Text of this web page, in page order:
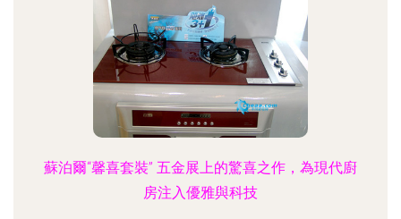
蘇泊爾“馨喜套裝” 五金展上的驚喜之作，為現代廚
房注入優雅與科技